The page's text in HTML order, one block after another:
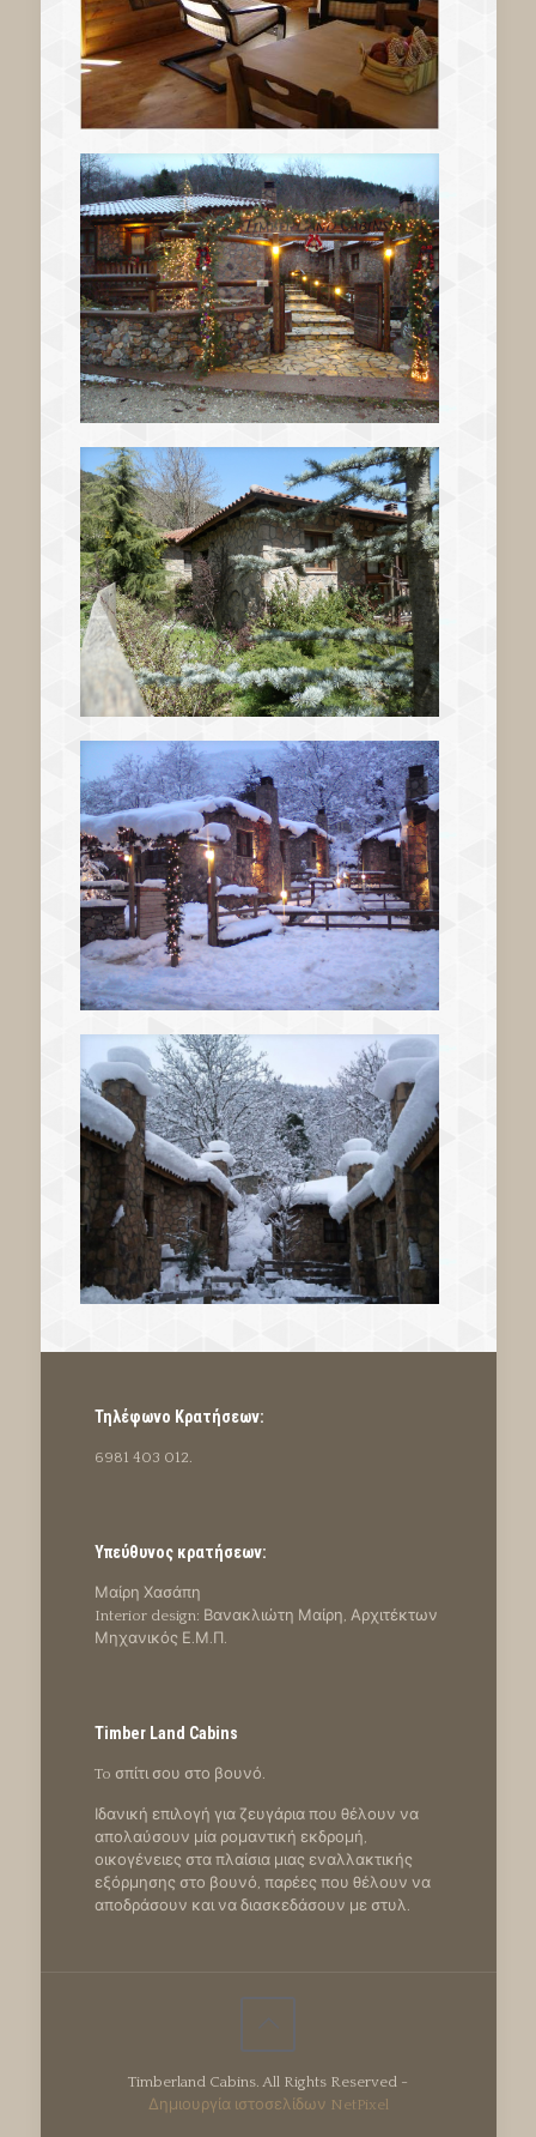
Τηλέφωνο Κρατήσεων:
6981 403 012.
Υπεύθυνος κρατήσεων:
Μαίρη Χασάπη
Interior design: Βανακλιώτη Μαίρη, Αρχιτέκτων
Μηχανικός Ε.Μ.Π.
Timber Land Cabins
To σπίτι σου στο βουνό.
Ιδανική επιλογή για ζευγάρια που θέλουν να
απολαύσουν μία ρομαντική εκδρομή,
οικογένειες στα πλαίσια μιας εναλλακτικής
εξόρμησης στο βουνό, παρέες που θέλουν να
αποδράσουν και να διασκεδάσουν με στυλ.
Timberland Cabins. All Rights Reserved -
Δημιουργία ιστοσελίδων NetPixel